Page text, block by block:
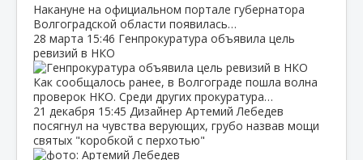
Накануне на официальном портале губернатора
Волгоградской области появилась…
28 марта 15:46 Генпрокуратура объявила цель
ревизий в НКО
Как сообщалось ранее, в Волгограде пошла волна
проверок НКО. Среди других прокуратура…
21 декабря 15:45 Дизайнер Артемий Лебедев
посягнул на чувства верующих, грубо назвав мощи
святых "коробкой с перхотью"